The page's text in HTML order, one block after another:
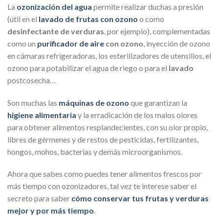
La ozonización del agua permite realizar duchas a presión
(útil en el lavado de frutas con ozono o como
desinfectante de verduras , por ejemplo), complementadas
como un purificador de aire con ozono , inyección de ozono
en cámaras refrigeradoras, los esterilizadores de utensilios, el
ozono para potabilizar el agua de riego o para el lavado
postcosecha…
Son muchas las máquinas de ozono que garantizan la
higiene alimentaria y la erradicación de los malos olores
para obtener alimentos resplandecientes, con su olor propio,
libres de gérmenes y de restos de pesticidas, fertilizantes,
hongos, mohos, bacterias y demás microorganismos.
Ahora que sabes como puedes tener alimentos frescos por
más tiempo con ozonizadores, tal vez te interese saber el
secreto para saber cómo conservar tus frutas y verduras
mejor y por más tiempo.